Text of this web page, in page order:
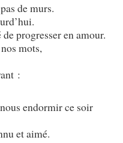
de murs.
progresser en amour.
mots,
:
endormir ce soir
et aimé.